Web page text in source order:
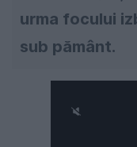
urma focului
sub pământ.